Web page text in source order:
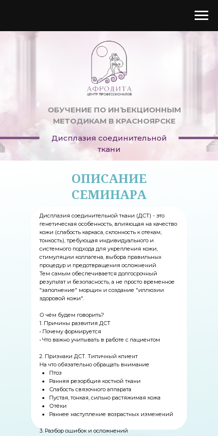
Дисплазия соединительной
ткани
ОБУЧЕНИЕ ПО ИНЪЕКЦИОННЫМ
МЕТОДИКАМ В КРАСНОЯРСКЕ
ОПИСАНИЕ
СЕМИНАРА
Дисплазия соединительной ткани (ДСТ) - это
генетическая особенность, влияющая на качество
кожи (слабость каркаса, склонность к отекам,
тонкость), требующая индивидуального и
системного подхода для укрепления кожи,
стимуляции коллагена, выбора правильных
процедур и предотвращения осложнений.
Тем самым обеспечивается долгосрочный
результат и безопасность, а не просто временное
"заполнение" морщин и создание "иллюзии
здоровой кожи".
О чём будем говорить?
1. Причины развития ДСТ
• Почему формируется
• Что важно учитывать в работе с пациентом
2. Признаки ДСТ. Типичный клиент
На что обязательно обращать внимание
Птоз
Ранняя резорбция костной ткани
Слабость связочного аппарата
Пустая, тонкая, сильно растяжимая кожа
Отёки
Раннее наступление возрастных изменений
3. Разбор ошибок и осложнений